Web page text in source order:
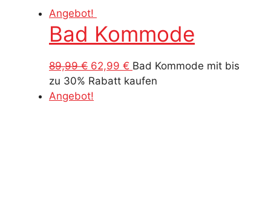
Angebot!
Bad Kommode
89,99€ Ursprünglicher
Preis
war:
62,99 € Aktueller
Preis
Bad Kommode mit bis
zu 30% Rabatt kaufen
Angebot!